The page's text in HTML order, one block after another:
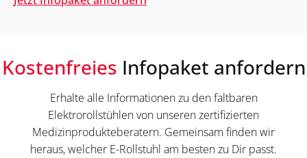
Kostenfreies Infopaket anfordern
Erhalte alle Informationen zu den faltbaren
Elektrorollstühlen von unseren zertifizierten
Medizinprodukteberatern. Gemeinsam finden wir
heraus, welcher E-Rollstuhl am besten zu Dir passt.